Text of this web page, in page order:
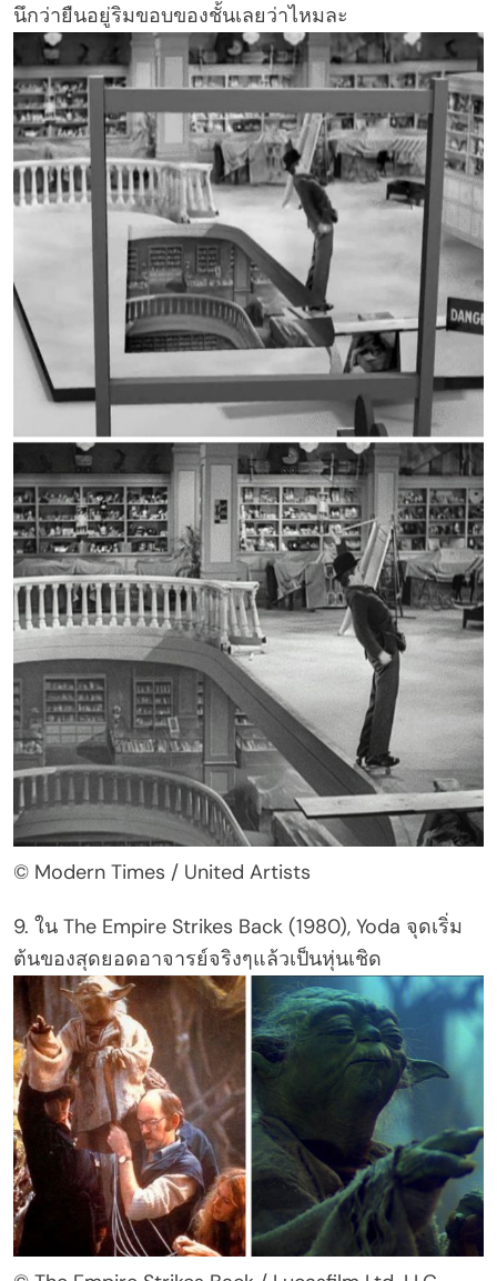
นึกว่ายืนอยู่ริมขอบของชั้นเลยว่าไหมละ
© Modern Times / United Artists
9. ใน The Empire Strikes Back (1980), Yoda จุดเริ่ม
ต้นของสุดยอดอาจารย์จริงๆแล้วเป็นหุ่นเชิด